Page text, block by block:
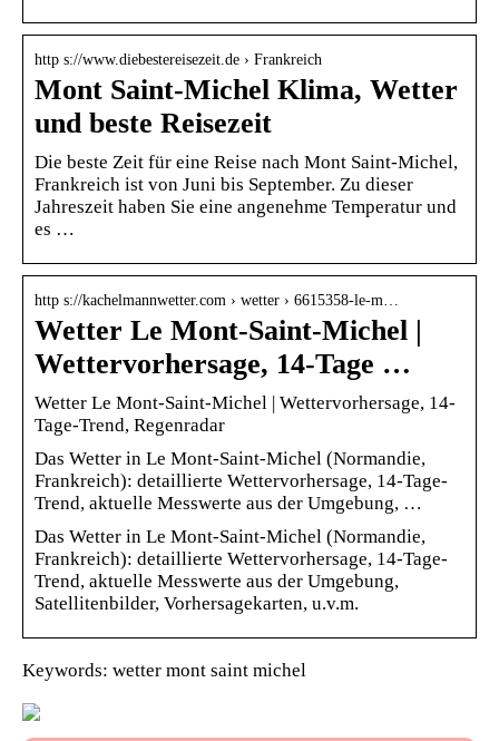
http s://www.diebestereisezeit.de › Frankreich
Mont Saint-Michel Klima, Wetter
und beste Reisezeit
Die beste Zeit für eine Reise nach Mont Saint-Michel,
Frankreich ist von Juni bis September. Zu dieser
Jahreszeit haben Sie eine angenehme Temperatur und
es …
http s://kachelmannwetter.com › wetter › 6615358-le-m…
Wetter Le Mont-Saint-Michel |
Wettervorhersage, 14-Tage …
Wetter Le Mont-Saint-Michel | Wettervorhersage, 14-
Tage-Trend, Regenradar
Das Wetter in Le Mont-Saint-Michel (Normandie,
Frankreich): detaillierte Wettervorhersage, 14-Tage-
Trend, aktuelle Messwerte aus der Umgebung, …
Das Wetter in Le Mont-Saint-Michel (Normandie,
Frankreich): detaillierte Wettervorhersage, 14-Tage-
Trend, aktuelle Messwerte aus der Umgebung,
Satellitenbilder, Vorhersagekarten, u.v.m.
Keywords: wetter mont saint michel